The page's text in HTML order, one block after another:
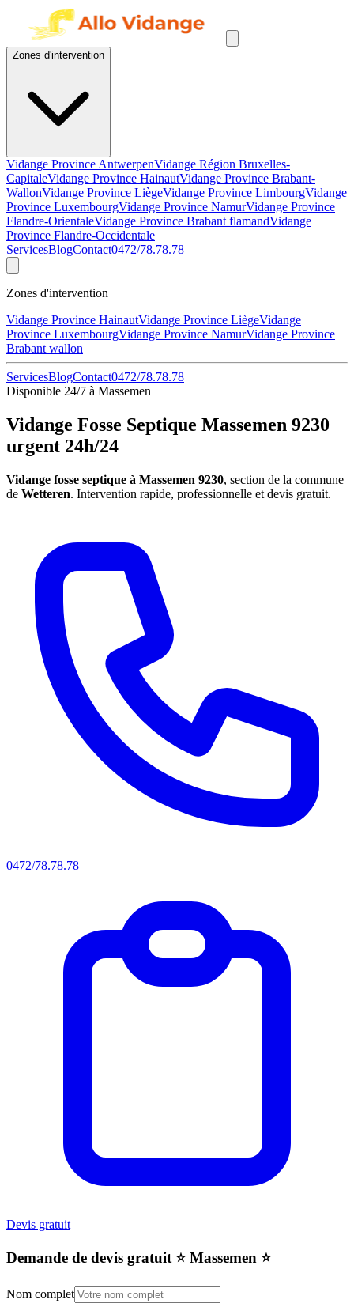
Zones d'intervention
Vidange Province AntwerpenVidange Région Bruxelles-
CapitaleVidange Province HainautVidange Province Brabant-
WallonVidange Province LiègeVidange Province LimbourgVidange
Province LuxembourgVidange Province NamurVidange Province
Flandre-OrientaleVidange Province Brabant flamandVidange
Province Flandre-Occidentale
ServicesBlogContact0472/78.78.78
Zones d'intervention
Vidange Province HainautVidange Province LiègeVidange
Province LuxembourgVidange Province NamurVidange Province
Brabant wallon
ServicesBlogContact0472/78.78.78
Disponible 24/7 à Massemen
Vidange Fosse Septique Massemen 9230
urgent 24h/24
Vidange fosse septique à Massemen 9230, section de la commune
de Wetteren. Intervention rapide, professionnelle et devis gratuit.
0472/78.78.78
Devis gratuit
Demande de devis gratuit ⭐️ Massemen ⭐️
Nom complet